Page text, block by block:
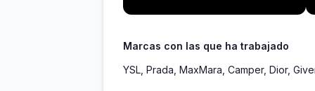
Marcas con las que ha trabajado
YSL, Prada, MaxMara, Camper, Dior,